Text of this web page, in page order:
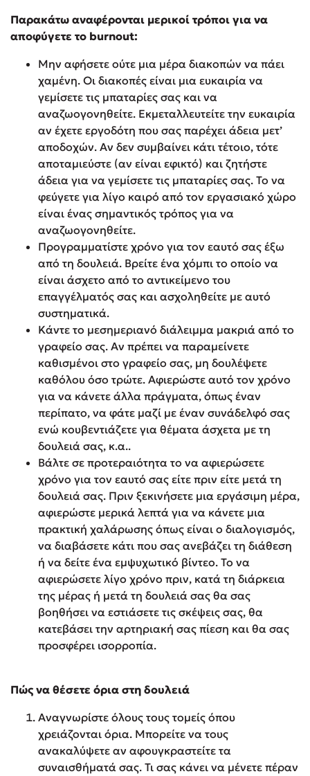
Παρακάτω αναφέρονται μερικοί τρόποι για να
αποφύγετε το burnout:
Μην αφήσετε ούτε μια μέρα διακοπών να πάει
χαμένη. Οι διακοπές είναι μια ευκαιρία να
γεμίσετε τις μπαταρίες σας και να
αναζωογονηθείτε. Εκμεταλλευτείτε την ευκαιρία
αν έχετε εργοδότη που σας παρέχει άδεια μετ’
αποδοχών. Αν δεν συμβαίνει κάτι τέτοιο, τότε
αποταμιεύστε (αν είναι εφικτό) και ζητήστε
άδεια για να γεμίσετε τις μπαταρίες σας. Το να
φεύγετε για λίγο καιρό από τον εργασιακό χώρο
είναι ένας σημαντικός τρόπος για να
αναζωογονηθείτε.
Προγραμματίστε χρόνο για τον εαυτό σας έξω
από τη δουλειά. Βρείτε ένα χόμπι το οποίο να
είναι άσχετο από το αντικείμενο του
επαγγέλματός σας και ασχοληθείτε με αυτό
συστηματικά.
Κάντε το μεσημεριανό διάλειμμα μακριά από το
γραφείο σας. Αν πρέπει να παραμείνετε
καθισμένοι στο γραφείο σας, μη δουλέψετε
καθόλου όσο τρώτε. Αφιερώστε αυτό τον χρόνο
για να κάνετε άλλα πράγματα, όπως έναν
περίπατο, να φάτε μαζί με έναν συνάδελφό σας
ενώ κουβεντιάζετε για θέματα άσχετα με τη
δουλειά σας, κ.α..
Βάλτε σε προτεραιότητα το να αφιερώσετε
χρόνο για τον εαυτό σας είτε πριν είτε μετά τη
δουλειά σας. Πριν ξεκινήσετε μια εργάσιμη μέρα,
αφιερώστε μερικά λεπτά για να κάνετε μια
πρακτική χαλάρωσης όπως είναι ο διαλογισμός,
να διαβάσετε κάτι που σας ανεβάζει τη διάθεση
ή να δείτε ένα εμψυχωτικό βίντεο. Το να
αφιερώσετε λίγο χρόνο πριν, κατά τη διάρκεια
της μέρας ή μετά τη δουλειά σας θα σας
βοηθήσει να εστιάσετε τις σκέψεις σας, θα
κατεβάσει την αρτηριακή σας πίεση και θα σας
προσφέρει ισορροπία.
Πώς να θέσετε όρια στη δουλειά
Αναγνωρίστε όλους τους τομείς όπου
χρειάζονται όρια. Μπορείτε να τους
ανακαλύψετε αν αφουγκραστείτε τα
συναισθήματά σας. Τι σας κάνει να μένετε πέραν